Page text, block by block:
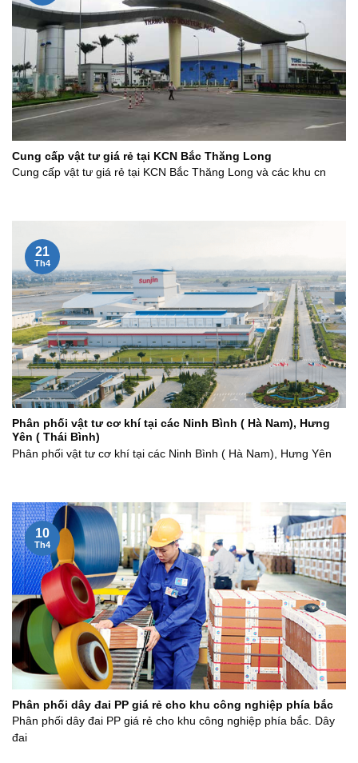
Cung cấp vật tư giá rẻ tại KCN Bắc Thăng Long
Cung cấp vật tư giá rẻ tại KCN Bắc Thăng Long và các khu cn
Phân phối vật tư cơ khí tại các Ninh Bình ( Hà Nam), Hưng
Yên ( Thái Bình)
Phân phối vật tư cơ khí tại các Ninh Bình ( Hà Nam), Hưng Yên
21
Th4
Phân phối dây đai PP giá rẻ cho khu công nghiệp phía bắc
Phân phối dây đai PP giá rẻ cho khu công nghiệp phía bắc. Dây
đai
10
Th4